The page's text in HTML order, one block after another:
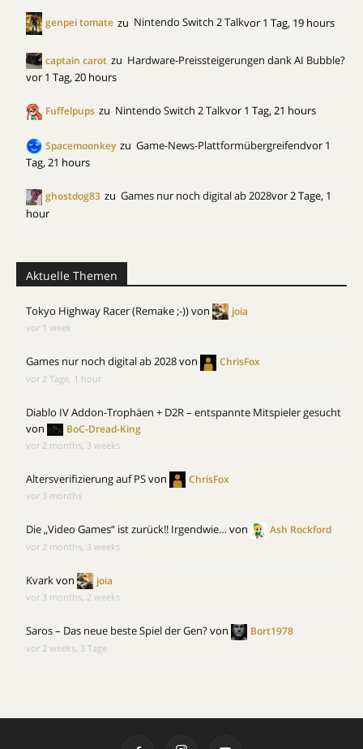
genpei tomate zu Nintendo Switch 2 Talkvor 1 Tag, 19 hours
captain carot zu Hardware-Preissteigerungen dank AI Bubble?
vor 1 Tag, 20 hours
Fuffelpups zu Nintendo Switch 2 Talkvor 1 Tag, 21 hours
Spacemoonkey zu Game-News-Plattformübergreifendvor 1
Tag, 21 hours
ghostdog83 zu Games nur noch digital ab 2028vor 2 Tage, 1
hour
Aktuelle Themen
Tokyo Highway Racer (Remake ;-))von joia
vor 1 week
Games nur noch digital ab 2028von ChrisFox
vor 2 Tage, 1 hour
Diablo IV Addon-Trophäen + D2R – entspannte Mitspieler gesucht
von
BoC-Dread-King
vor 2 months, 3 weeks
Altersverifizierung auf PSvon ChrisFox
vor 3 months
Die „Video Games“ ist zurück!! Irgendwie…von Ash Rockford
vor 2 months, 3 weeks
Kvarkvon joia
vor 3 months, 2 weeks
Saros – Das neue beste Spiel der Gen?von Bort1978
vor 2 weeks, 3 Tage